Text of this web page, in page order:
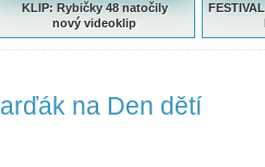
KLIP: Rybičky 48 natočily
nový videoklip
na Den dětí